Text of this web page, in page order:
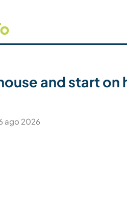
and start
ago 2026